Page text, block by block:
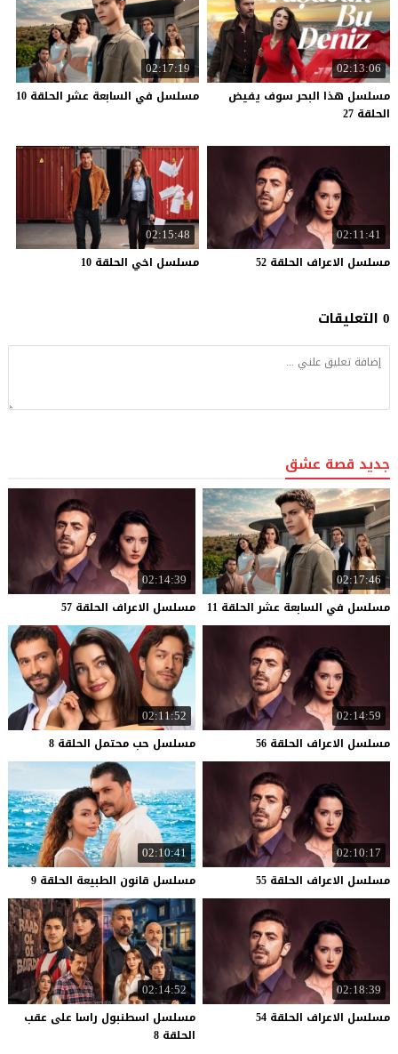
02:13:06
مسلسل هذا البحر سوف يفيض
الحلقة 27
02:17:19
مسلسل في السابعة عشر الحلقة 10
02:11:41
مسلسل الاعراف الحلقة 52
02:15:48
مسلسل اخي الحلقة 10
0 التعليقات
جديد قصة عشق
02:17:46
مسلسل في السابعة عشر الحلقة 11
02:14:39
مسلسل الاعراف الحلقة 57
02:14:59
مسلسل الاعراف الحلقة 56
02:11:52
مسلسل حب محتمل الحلقة 8
02:10:17
مسلسل الاعراف الحلقة 55
02:10:41
مسلسل قانون الطبيعة الحلقة 9
02:18:39
مسلسل الاعراف الحلقة 54
02:14:52
مسلسل اسطنبول راسا على عقب
الحلقة 8